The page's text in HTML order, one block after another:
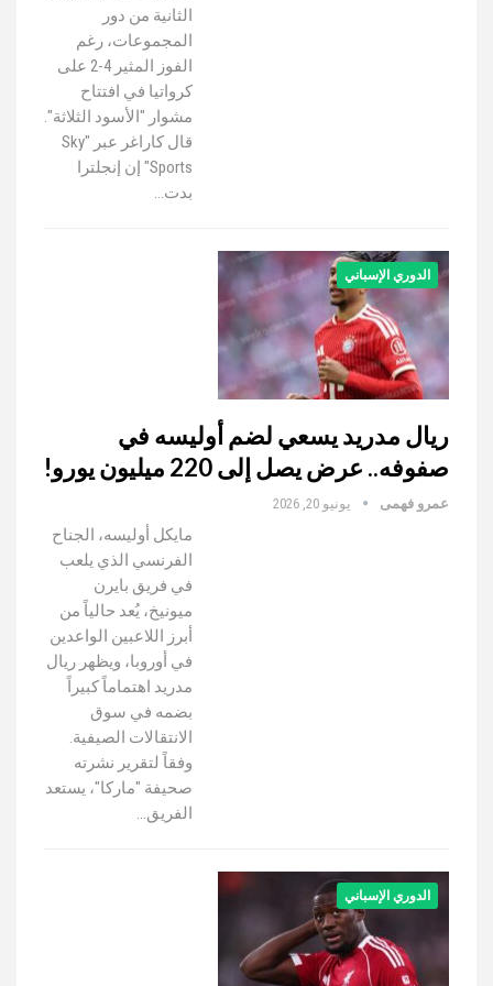
الثانية من دور
المجموعات، رغم
الفوز المثير 4-2 على
كرواتيا في افتتاح
مشوار "الأسود الثلاثة".
قال كاراغر عبر "Sky
Sports" إن إنجلترا
بدت…
الدوري الإسباني
ريال مدريد يسعي لضم أوليسه في
صفوفه.. عرض يصل إلى 220 میلیون يورو!
عمرو فهمى يونيو 20, 2026
مايكل أوليسه، الجناح
الفرنسي الذي يلعب
في فريق بايرن
ميونيخ، يُعد حالياً من
أبرز اللاعبين الواعدين
في أوروبا، ويظهر ريال
مدريد اهتماماً كبيراً
بضمه في سوق
الانتقالات الصيفية.
وفقاً لتقرير نشرته
صحيفة "ماركا"، يستعد
الفريق…
الدوري الإسباني